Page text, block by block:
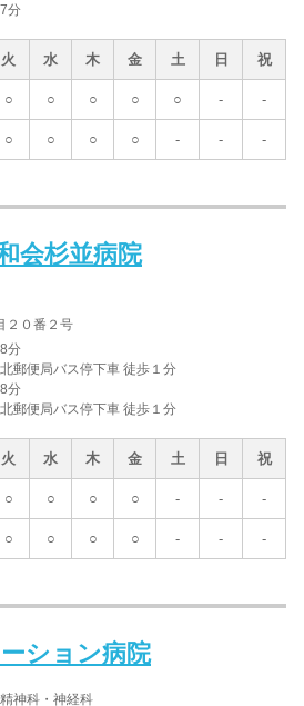
分
火 水 木 金 土 日 祝
○ ○ ○ ○ ○ - -
○ ○ ○ ○ - - -
会杉並病院
２０番２号
分
郵便局バス停下車 徒歩１分
分
郵便局バス停下車 徒歩１分
火 水 木 金 土 日 祝
○ ○ ○ ○ - - -
○ ○ ○ ○ - - -
ション病院
神科・神経科